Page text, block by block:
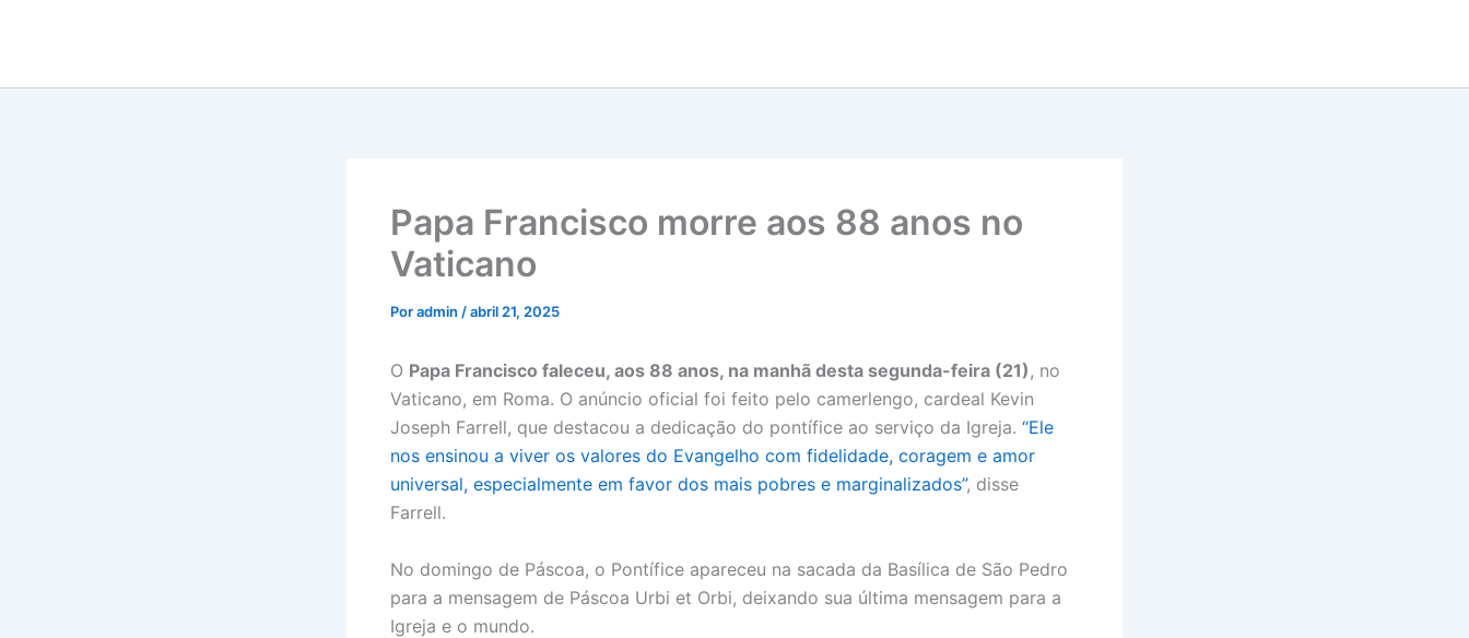
Papa Francisco morre aos 88 anos no
Vaticano​
Poradmin /abril 21, 2025
O Papa Francisco faleceu, aos 88 anos, na manhã desta segunda-feira (21), no
Vaticano, em Roma. O anúncio oficial foi feito pelo camerlengo, cardeal Kevin
Joseph Farrell, que destacou a dedicação do pontífice ao serviço da Igreja. “Ele
nos ensinou a viver os valores do Evangelho com fidelidade, coragem e amor
universal, especialmente em favor dos mais pobres e marginalizados”, disse
Farrell.
No domingo de Páscoa, o Pontífice apareceu na sacada da Basílica de São Pedro
para a mensagem de Páscoa Urbi et Orbi, deixando sua última mensagem para a
Igreja e o mundo.